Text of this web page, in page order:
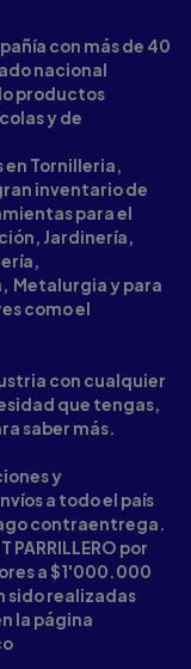
con más de 40
nacional
productos
y de
en Tornilleria,
inventario de
para el
Jardinería,
Metalurgia y para
como el
con cualquier
que tengas,
saber más.
y
a todo el país
contraentrega.
PARRILLERO por
a $1'000.000
sido realizadas
la página